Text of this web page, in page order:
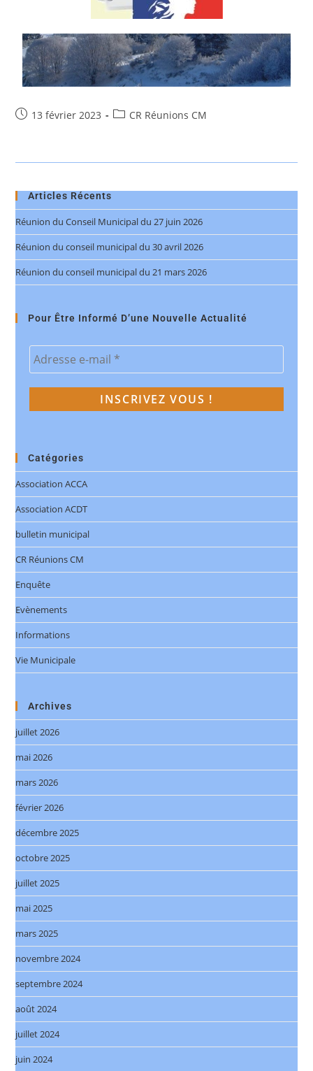
13 février 2023 CR Réunions CM
Articles Récents
Réunion du Conseil Municipal du 27 juin 2026
Réunion du conseil municipal du 30 avril 2026
Réunion du conseil municipal du 21 mars 2026
Pour Être Informé D’une Nouvelle Actualité
Catégories
Association ACCA
Association ACDT
bulletin municipal
CR Réunions CM
Enquête
Evènements
Informations
Vie Municipale
Archives
juillet 2026
mai 2026
mars 2026
février 2026
décembre 2025
octobre 2025
juillet 2025
mai 2025
mars 2025
novembre 2024
septembre 2024
août 2024
juillet 2024
juin 2024